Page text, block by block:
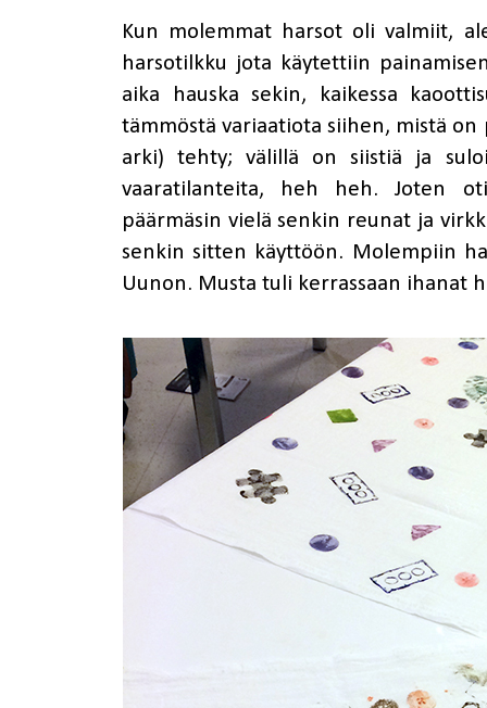
Kun molemmat harsot oli valmiit,
harsotilkku jota käytettiin
aika hauska sekin, kaikessa
tämmöstä variaatiota siihen, mistä
arki) tehty; välillä on siistiä ja
vaaratilanteita, heh heh. Joten
päärmäsin vielä senkin reunat ja
senkin sitten käyttöön. Molempiin
Uunon. Musta tuli kerrassaan ihanat